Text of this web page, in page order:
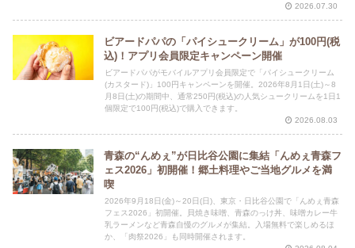
2026.07.30
ビアードパパの「パイシュークリーム」が100円(税
込)！アプリ会員限定キャンペーン開催
ビアードパパがモバイルアプリ会員限定で「パイシュークリーム
(カスタード)」100円キャンペーンを開催。2026年8月1日(土)～8
月8日(土)の期間中、通常250円(税込)の人気シュークリームを1日1
個限定で100円(税込)で購入できます。
2026.08.03
青森の“んめぇ”が日比谷公園に集結「んめぇ青森フ
ェス2026」初開催！郷土料理やご当地グルメを満
喫
2026年9月18日(金)～20日(日)、東京・日比谷公園で「んめぇ青森
フェス2026」初開催。貝焼き味噌、青森のっけ丼、味噌カレー牛
乳ラーメンなど青森自慢のグルメが集結。入場無料で楽しめるほ
か、「肉祭2026」も同時開催されます。